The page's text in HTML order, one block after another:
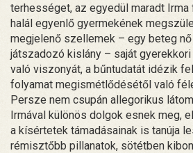
terhességet, az egyedül maradt
halál egyenlő gyermekének
megjelenő szellemek – egy beteg
játszadozó kislány – saját gyerekkori
való viszonyát, a bűntudatát idézik
folyamat megismétlődésétől való
Persze nem csupán allegorikus
Irmával különös dolgok esnek meg,
a kísértetek támadásainak is tanúja
rémisztőbb pillanatok, sötétben